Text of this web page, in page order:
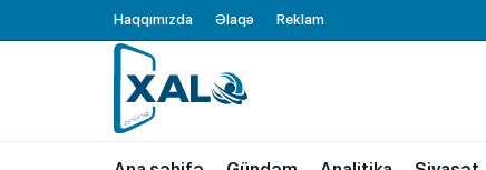
Haqqımızda Əlaqə Reklam
XALQ.ONLINE
ONLAYN PLATFORMA